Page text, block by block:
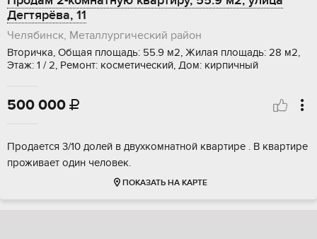
Дегтярёва, 11
Челябинск, Металлургический район
Вторичка, Общая площадь: 55.9 м2, Жилая площадь: 28 м2,
Этаж: 1 / 2, Ремонт: косметический, Дом: кирпичный
500 000 
Продается 3/10 долей в двухкомнатной квартире . В квартире
проживает один человек.
ПОКАЗАТЬ НА КАРТЕ